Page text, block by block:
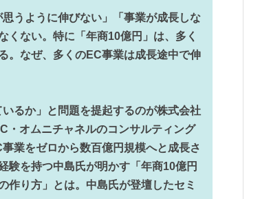
うように伸びない」「事業が成長しな
くない。特に「年商10億円」は、多く
。なぜ、多くのEC事業は成長途中で伸
るか」と問題を提起するのが株式会社
・オムニチャネルのコンサルティング
業をゼロから数百億円規模へと成長さ
験を持つ中島氏が明かす「年商10億円
作り方」とは。中島氏が登壇したセミ